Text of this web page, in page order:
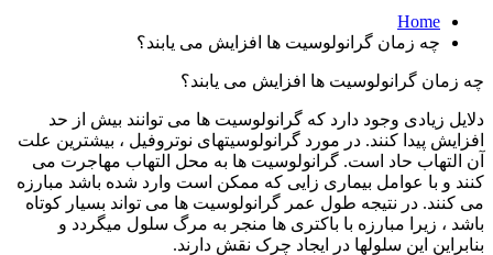
Home
چه زمان گرانولوسیت ها افزایش می یابند؟
چه زمان گرانولوسیت ها افزایش می یابند؟
دلایل زیادی وجود دارد که گرانولوسیت ها می توانند بیش از حد
افزایش پیدا کنند. در مورد گرانولوسیتهای نوتروفیل ، بیشترین علت
آن التهاب حاد است. گرانولوسیت ها به محل التهاب مهاجرت می
کنند و با عوامل بیماری زایی که ممکن است وارد شده باشد مبارزه
می کنند. در نتیجه طول عمر گرانولوسیت ها می تواند بسیار کوتاه
باشد ، زیرا مبارزه با باکتری ها منجر به مرگ سلول میگردد و
بنابراین این سلولها در ایجاد چرک نقش دارند.